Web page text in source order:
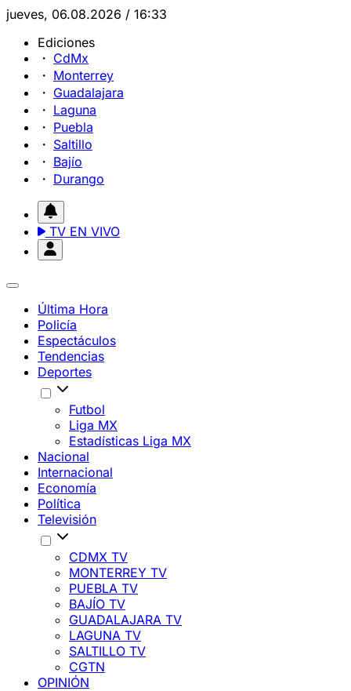
jueves, 06.08.2026 / 16:33
Ediciones
CdMx
Monterrey
Guadalajara
Laguna
Puebla
Saltillo
Bajío
Durango
TV EN VIVO
Última Hora
Policía
Espectáculos
Tendencias
Deportes
Futbol
Liga MX
Estadísticas Liga MX
Nacional
Internacional
Economía
Política
Televisión
CDMX TV
MONTERREY TV
PUEBLA TV
BAJÍO TV
GUADALAJARA TV
LAGUNA TV
SALTILLO TV
CGTN
OPINIÓN